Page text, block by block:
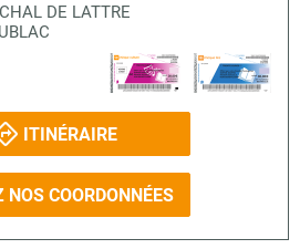
DE LATTRE
ITINÉRAIRE
NOS COORDONNÉES